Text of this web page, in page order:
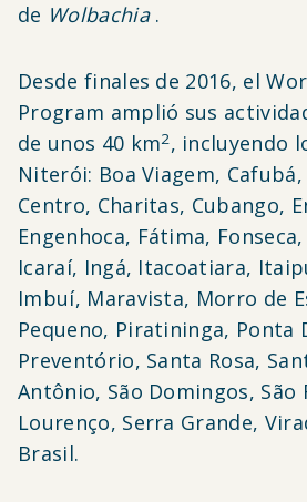
de Wolbachia.
Desde finales de 2016, el
Program amplió sus
de unos 40 km2, incluyendo
Niterói: Boa Viagem,
Centro, Charitas, Cubango,
Engenhoca, Fátima,
Icaraí, Ingá, Itacoatiara,
Imbuí, Maravista, Morro de
Pequeno, Piratininga, Ponta
Preventório, Santa Rosa,
Antônio, São Domingos, São
Lourenço, Serra Grande,
Brasil.